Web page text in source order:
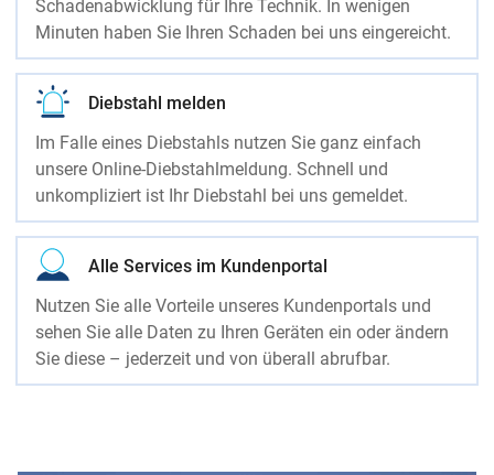
Schadenabwicklung für Ihre Technik. In wenigen
Minuten haben Sie Ihren Schaden bei uns eingereicht.
Diebstahl melden
Im Falle eines Diebstahls nutzen Sie ganz einfach
unsere Online-Diebstahlmeldung. Schnell und
unkompliziert ist Ihr Diebstahl bei uns gemeldet.
Alle Services im Kundenportal
Nutzen Sie alle Vorteile unseres Kundenportals und
sehen Sie alle Daten zu Ihren Geräten ein oder ändern
Sie diese – jederzeit und von überall abrufbar.